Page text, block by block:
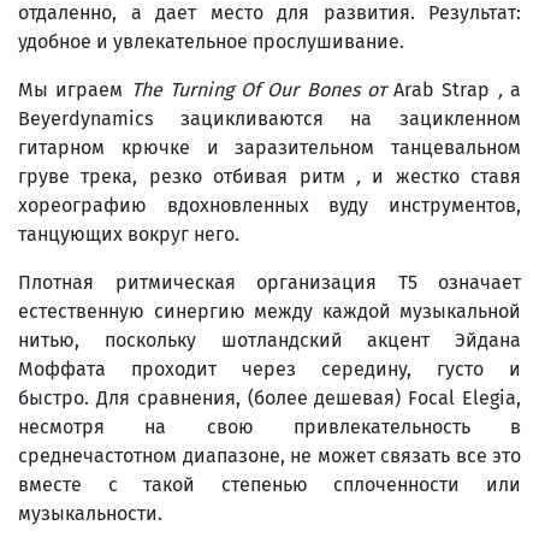
отдаленно, а дает место для развития. Результат:
удобное и увлекательное прослушивание.
Мы играем The Turning Of Our BonesотArab Strap ,а
Beyerdynamics зацикливаются на зацикленном
гитарном крючке и заразительном танцевальном
груве трека, резко отбивая ритм ,и жестко ставя
хореографию вдохновленных вуду инструментов,
танцующих вокруг него.
Плотная ритмическая организация T5 означает
естественную синергию между каждой музыкальной
нитью, поскольку шотландский акцент Эйдана
Моффата проходит через середину, густо и
быстро. Для сравнения, (более дешевая) Focal Elegia,
несмотря на свою привлекательность в
среднечастотном диапазоне, не может связать все это
вместе с такой степенью сплоченности или
музыкальности.